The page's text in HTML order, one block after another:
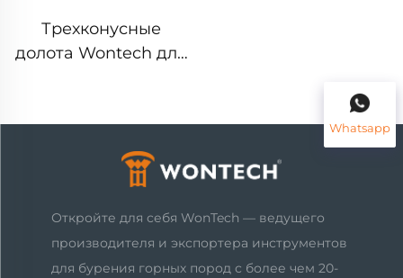
Трехконусные
долота Wontech для
горнодобывающей
промышленности
Whatsapp
Откройте для себя WonTech — ведущего
производителя и экспортера инструментов
для бурения горных пород с более чем 20-